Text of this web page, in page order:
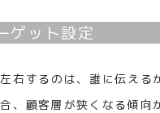
ゲット設定
右するのは、誰に伝える
、顧客層が狭くなる傾向